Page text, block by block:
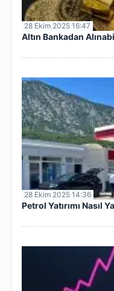
28 Ekim 2025 16:47
Altın Bankadan
28 Ekim 2025 14:36
Petrol Yatırımı Nasıl